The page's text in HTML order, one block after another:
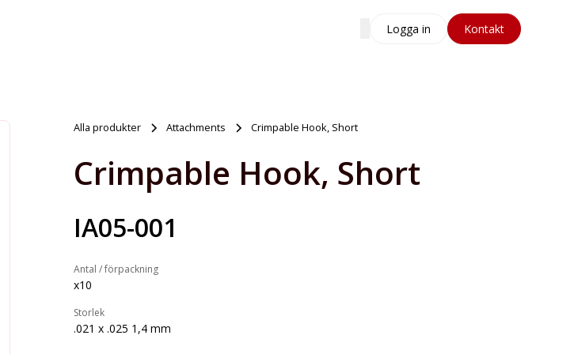
Logga in Kontakt
Alla produkter Attachments Crimpable Hook, Short
Crimpable Hook, Short
IA05-001
Antal / förpackning
x10
Storlek
.021 x .025 1,4 mm